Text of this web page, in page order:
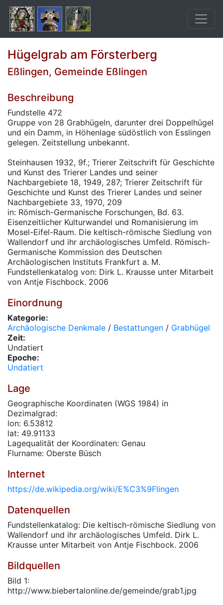
Hügelgrab am Försterberg
Eßlingen, Gemeinde Eßlingen
Beschreibung
Fundstelle 472
Gruppe von 28 Grabhügeln, darunter drei Doppelhügel
und ein Damm, in Höhenlage südöstlich von Esslingen
gelegen. Zeitstellung unbekannt.
Steinhausen 1932, 9f.; Trierer Zeitschrift für Geschichte
und Kunst des Trierer Landes und seiner
Nachbargebiete 18, 1949, 287; Trierer Zeitschrift für
Geschichte und Kunst des Trierer Landes und seiner
Nachbargebiete 33, 1970, 209
in: Römisch-Germanische Forschungen, Bd. 63.
Eisenzeitlicher Kulturwandel und Romanisierung im
Mosel-Eifel-Raum. Die keltisch-römische Siedlung von
Wallendorf und ihr archäologisches Umfeld. Römisch-
Germanische Kommission des Deutschen
Archäologischen Instituts Frankfurt a. M.
Fundstellenkatalog von: Dirk L. Krausse unter Mitarbeit
von Antje Fischbock. 2006
Einordnung
Kategorie:
Archäologische Denkmale / Bestattungen / Grabhügel
Zeit:
Undatiert
Epoche:
Undatiert
Lage
Geographische Koordinaten (WGS 1984) in
Dezimalgrad:
lon: 6.53812
lat: 49.91133
Lagequalität der Koordinaten: Genau
Flurname: Oberste Büsch
Internet
https://de.wikipedia.org/wiki/E%C3%9Flingen
Datenquellen
Fundstellenkatalog: Die keltisch-römische Siedlung von
Wallendorf und ihr archäologisches Umfeld. Dirk L.
Krausse unter Mitarbeit von Antje Fischbock. 2006
Bildquellen
Bild 1:
http://www.biebertalonline.de/gemeinde/grab1.jpg